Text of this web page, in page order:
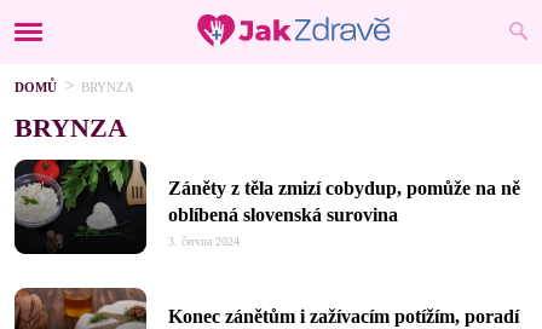
DOMŮ BRYNZA
BRYNZA
Záněty z těla zmizí cobydup, pomůže na ně
oblíbená slovenská surovina
3. června 2024
Konec zánětům i zažívacím potížím, poradí